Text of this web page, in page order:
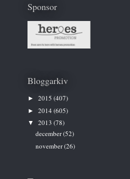
Sponsor
Bloggarkiv
► 2015 (407)
► 2014 (605)
▼ 2013 (78)
december(52)
november(26)